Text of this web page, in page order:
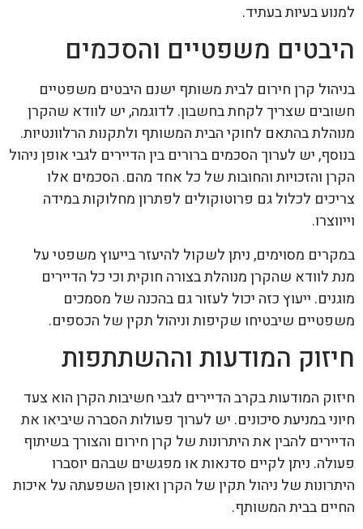
למנוע בעיות בעתיד.
היבטים משפטיים והסכמים
בניהול קרן חירום לבית משותף ישנם היבטים משפטיים
חשובים שצריך לקחת בחשבון. לדוגמה, יש לוודא שהקרן
מנוהלת בהתאם לחוקי הבית המשותף ולתקנות הרלוונטיות.
בנוסף, יש לערוך הסכמים ברורים בין הדיירים לגבי אופן ניהול
הקרן והזכויות והחובות של כל אחד מהם. הסכמים אלו
צריכים לכלול גם פרוטוקולים לפתרון מחלוקות במידה
וייווצרו.
במקרים מסוימים, ניתן לשקול להיעזר בייעוץ משפטי על
מנת לוודא שהקרן מנוהלת בצורה חוקית וכי כל הדיירים
מוגנים. ייעוץ כזה יכול לעזור גם בהכנה של מסמכים
משפטיים שיבטיחו שקיפות וניהול תקין של הכספים.
חיזוק המודעות וההשתתפות
חיזוק המודעות בקרב הדיירים לגבי חשיבות הקרן הוא צעד
חיוני במניעת סיכונים. יש לערוך פעולות הסברה שיביאו את
הדיירים להבין את היתרונות של קרן חירום והצורך בשיתוף
פעולה. ניתן לקיים סדנאות או מפגשים שבהם יוסברו
היתרונות של ניהול תקין של הקרן ואופן השפעתה על איכות
החיים בבית המשותף.